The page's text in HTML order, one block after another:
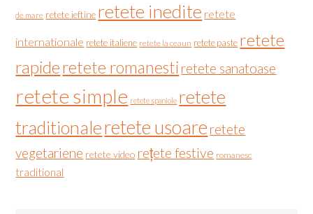
de mare retete ieftine retete inedite retete
internationale retete italiene retete la ceaun retete paste retete
rapideretete romanesti retete sanatoase
retete simple retete spaniole retete
traditionaleretete usoare retete
vegetariene retete video rețete festive romanesc
traditional